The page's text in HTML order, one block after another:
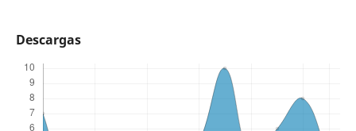
Descargas